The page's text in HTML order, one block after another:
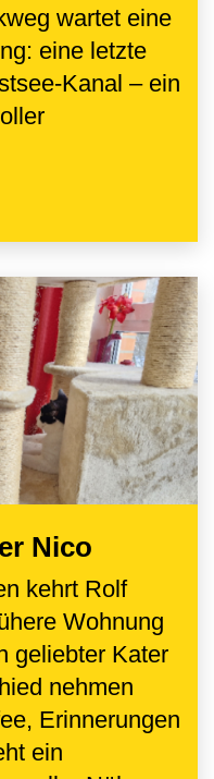
wartet eine
eine letzte
Kanal – ein
Nico
kehrt Rolf
Wohnung
geliebter Kater
nehmen
Erinnerungen
ein